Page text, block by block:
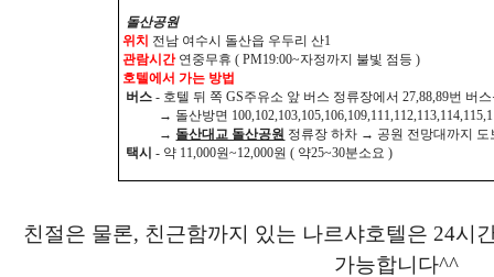
돌산공원
위치 전남 여수시 돌산읍 우두리 산1
관람시간 연중무휴 ( PM19:00~자정까지 불빛 점등 )
호텔에서 가는 방법
버스- 호텔 뒤 쪽 GS주유소 앞 버스 정류장에서 27,88,89번 버
→ 돌산방면
→ 돌산대교 돌산공원 정류장 하차 → 공원 전망대까지 도
택시 - 약 11,000원~12,000원 ( 약25~30분소요 )
친절은 물론, 친근함까지 있는 나르샤호텔은 24시
가능합니다^^